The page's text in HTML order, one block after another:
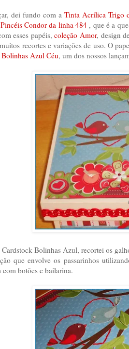
dei fundo com a Tinta Acrílica Trigo
Pincéis Condor da linha 484 , que é a
esses papéis,coleção Amor, design
recortes e variações de uso. O
Azul Céu, um dos nossos
Bolinhas Azul, recortei os
que envolve os passarinhos
com botões e bailarina.